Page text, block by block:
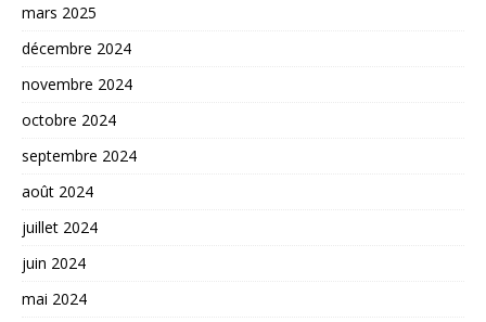
mars 2025
décembre 2024
novembre 2024
octobre 2024
septembre 2024
août 2024
juillet 2024
juin 2024
mai 2024